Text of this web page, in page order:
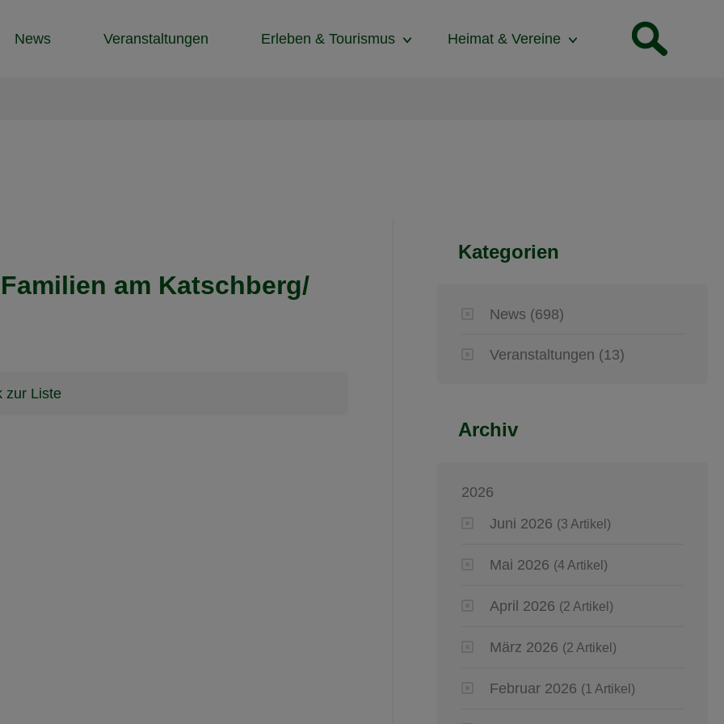
News
Veranstaltungen Erleben & Tourismus Heimat & Vereine
am Katschberg/
zur Liste
Kategorien
News (698)
Veranstaltungen (13)
Archiv
2026
Juni 2026 (3 Artikel)
Mai 2026 (4 Artikel)
April 2026 (2 Artikel)
März 2026 (2 Artikel)
Februar 2026 (1 Artikel)